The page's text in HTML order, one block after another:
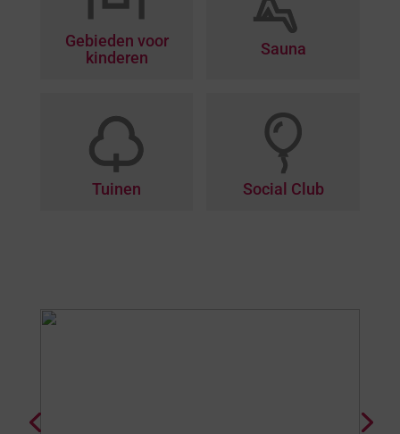
Gebieden voor
kinderen
Sauna
Tuinen Social Club